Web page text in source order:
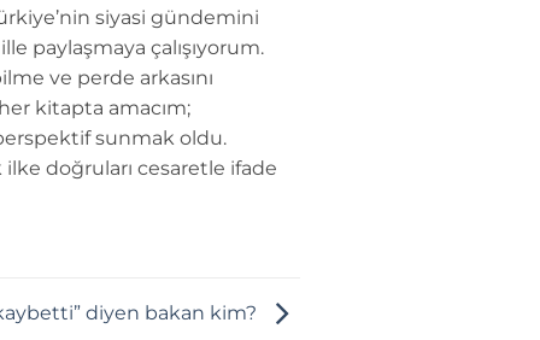
siyasi gündemini
paylaşmaya çalışıyorum.
ve perde arkasını
her kitapta amacım;
sunmak oldu.
ilke doğruları cesaretle ifade
diyen bakan kim?